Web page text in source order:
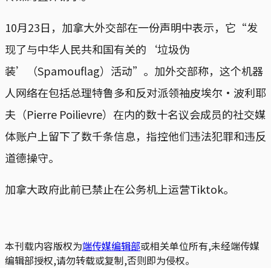
10月23日，加拿大外交部在一份声明中表示，它“发
现了与中华人民共和国有关的‘垃圾伪
装’（Spamouflag）活动”。加外交部称，这个机器
人网络在包括总理特鲁多和反对派领袖皮埃尔·波利耶
夫（Pierre Poilievre）在内的数十名议会成员的社交媒
体账户上留下了数千条信息，指控他们违法犯罪和违反
道德操守。
加拿大政府此前已禁止在公务机上运营Tiktok。
本刊载内容版权为端传媒编辑部或相关单位所有,未经端传媒
编辑部授权,请勿转载或复制,否则即为侵权。